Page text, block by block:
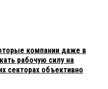
компании даже в
рабочую силу на
секторах объективно